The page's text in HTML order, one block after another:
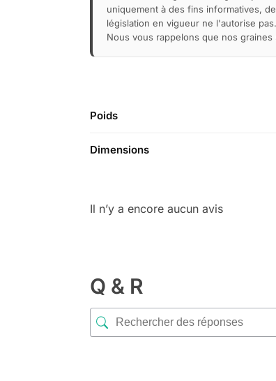
uniquement à des fins informatives,
législation en vigueur ne l'autorise
Nous vous rappelons que nos
Poids
Dimensions
Il n’y a encore aucun avis
Q & R